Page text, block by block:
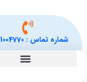
شماره تماس :